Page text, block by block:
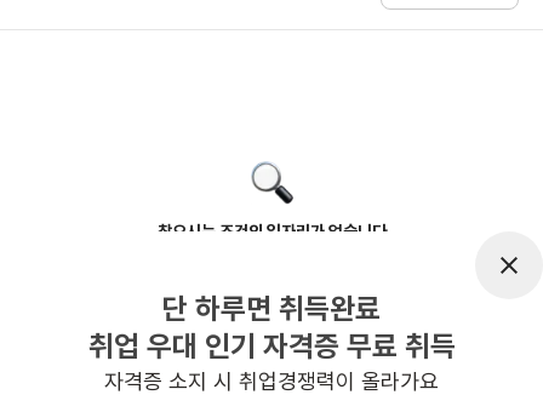
찾으시는 조건의 일자리가 없습니다
반경 3KM 이내의 일자리 확인하기
단 하루면 취득완료
취업 우대 인기 자격증 무료 취득
자격증 소지 시 취업경쟁력이 올라가요